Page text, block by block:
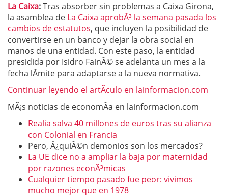
La Caixa:Tras absorber sin problemas a Caixa Girona,
la asamblea de La Caixa aprobÃ³ la semana pasada los
cambios de estatutos, que incluyen la posibilidad de
convertirse en un banco y dejar la obra social en
manos de una entidad. Con este paso, la entidad
presidida por Isidro FainÃ© se adelanta un mes a la
fecha lÃ­mite para adaptarse a la nueva normativa.
Continuar leyendo el artÃ­culo en lainformacion.com
MÃ¡s noticias de economÃ­a en lainformacion.com
Realia salva 40 millones de euros tras su alianza
con Colonial en Francia
Pero, Â¿quiÃ©n demonios son los mercados?
La UE dice no a ampliar la baja por maternidad
por razones econÃ³micas
Cualquier tiempo pasado fue peor: vivimos
mucho mejor que en 1978